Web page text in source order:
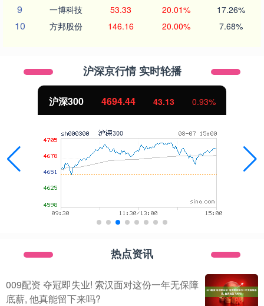
9 一博科技 53.33 20.01% 17.26%
10 方邦股份 146.16 20.00% 7.68%
沪深京行情 实时轮播
北证50 1134.24 11.37 1.01%
热点资讯
009配资 夺冠即失业! 索汉面对这份一年无保障
底薪, 他真能留下来吗?